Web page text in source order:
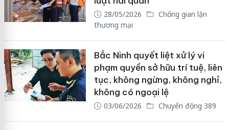
28/05/2026
Chống gian lận
thương mại
Bắc Ninh quyết liệt xử lý vi
phạm quyền sở hữu trí tuệ, liên
tục, không ngừng, không nghỉ,
không có ngoại lệ
03/06/2026 Chuyển động 389